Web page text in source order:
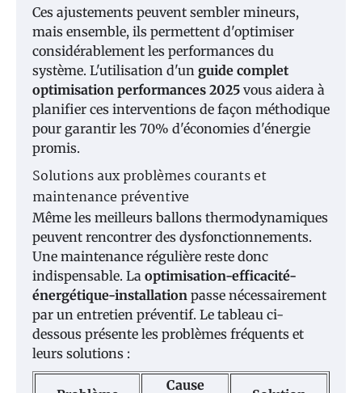
Ces ajustements peuvent sembler mineurs,
mais ensemble, ils permettent d'optimiser
considérablement les performances du
système. L'utilisation d'un guide complet
optimisation performances 2025 vous aidera à
planifier ces interventions de façon méthodique
pour garantir les 70% d'économies d'énergie
promis.
Solutions aux problèmes courants et
maintenance préventive
Même les meilleurs ballons thermodynamiques
peuvent rencontrer des dysfonctionnements.
Une maintenance régulière reste donc
indispensable. La optimisation-efficacité-
énergétique-installation passe nécessairement
par un entretien préventif. Le tableau ci-
dessous présente les problèmes fréquents et
leurs solutions :
Cause